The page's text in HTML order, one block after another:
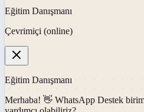
Eğitim Danışmanı
Çevrimiçi (online)
Eğitim Danışmanı
Merhaba! 👋 WhatsApp Destek